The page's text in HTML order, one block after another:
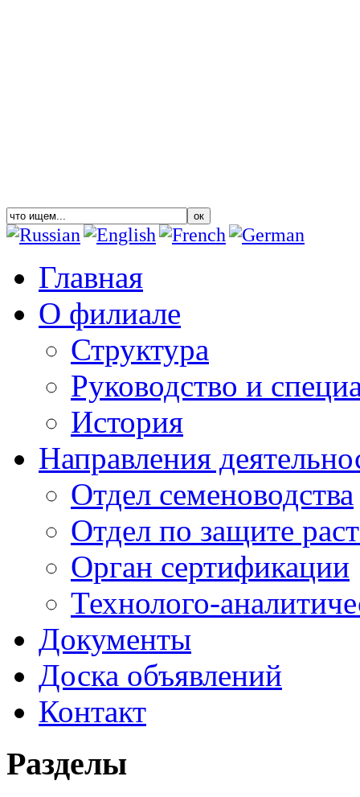
Главная
О филиале
Структура
Руководство и
История
Направления
Отдел семеноводства
Отдел по защите
Орган сертификации
Технолого-
Документы
Доска объявлений
Контакт
Разделы